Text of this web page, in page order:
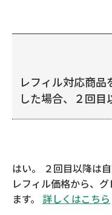
レフィル対応商
した場合、２回
はい。 ２回目以降は
レフィル価格から、
ます。 詳しくはこちら